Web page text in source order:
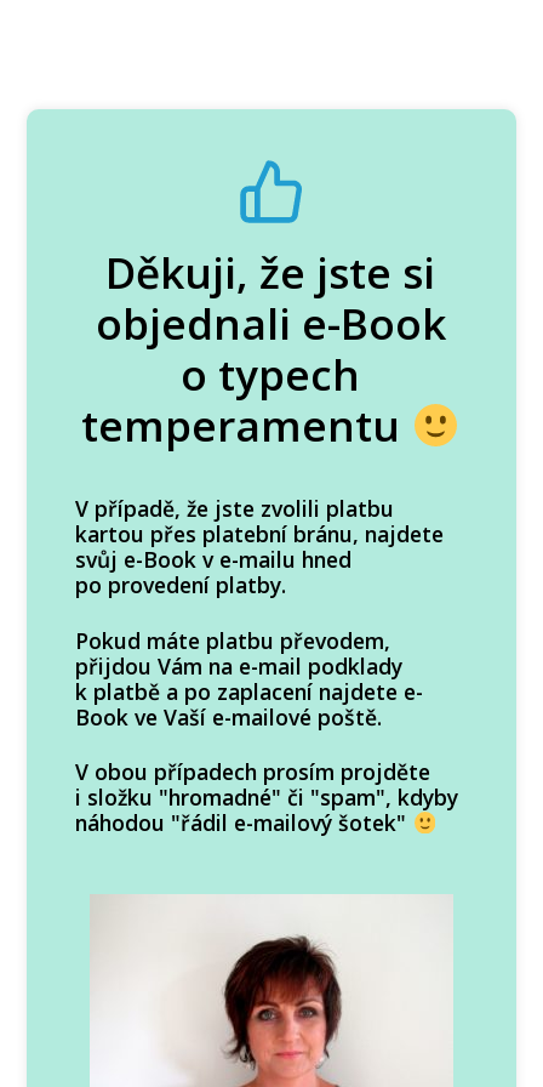
Děkuji, že jste si
objednali e-Book
o typech
temperamentu
V případě, že jste zvolili platbu
kartou přes platební bránu, najdete
svůj e-Book v e-mailu hned
po provedení platby.
Pokud máte platbu převodem,
přijdou Vám na e-mail podklady
k platbě a po zaplacení najdete e-
Book ve Vaší e-mailové poště.
V obou případech prosím projděte
i složku "hromadné" či "spam", kdyby
náhodou "řádil e-mailový šotek"